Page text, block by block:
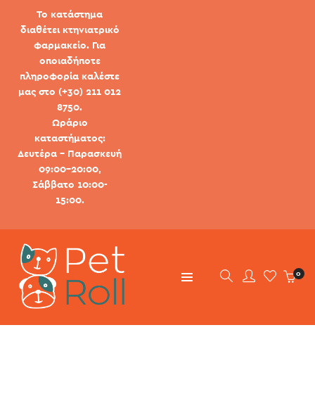
Το κατάστημα
διαθέτει κτηνιατρικό
φαρμακείο. Για
οποιαδήποτε
πληροφορία καλέστε
μας στο (+30) 211 012
8750.
Ωράριο
καταστήματος:
Δευτέρα - Παρασκευή
09:00-20:00,
Σάββατο 10:00-
15:00.
0